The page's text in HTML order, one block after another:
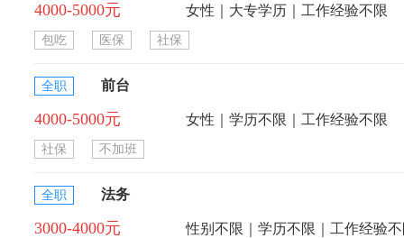
4000-5000元 女性｜大专学历｜工作经验不限
包吃 医保 社保
全职 前台
4000-5000元 女性｜学历不限｜工作经验不限
社保 不加班
全职 法务
3000-4000元 性别不限｜学历不限｜工作经验